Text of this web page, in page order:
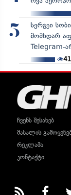
5
სერგეი
მომხდარ
Telegram-
ჩვენს შესახებ
მასალის
რეკლამა
კონტაქტი